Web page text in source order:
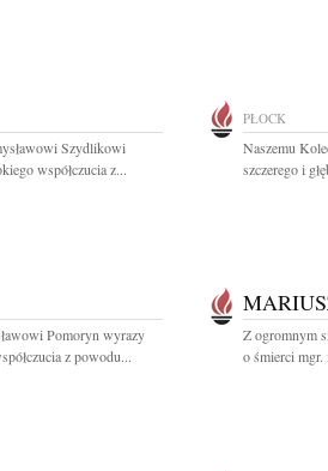
Szydlikowi
współczucia z...
PŁOCK
Naszemu
szczerego i
Pomoryn wyrazy
z powodu...
Z ogromnym
o śmierci